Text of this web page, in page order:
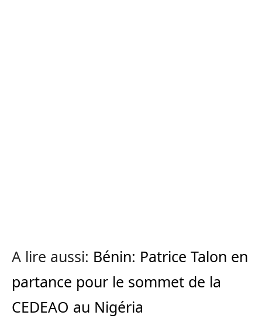
A lire aussi: Bénin: Patrice Talon en
partance pour le sommet de la
CEDEAO au Nigéria